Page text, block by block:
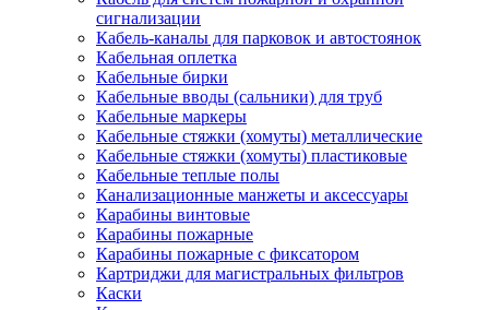
сигнализации
Кабель-каналы для парковок и автостоянок
Кабельная оплетка
Кабельные бирки
Кабельные вводы (сальники) для труб
Кабельные маркеры
Кабельные стяжки (хомуты) металлические
Кабельные стяжки (хомуты) пластиковые
Кабельные теплые полы
Канализационные манжеты и аксессуары
Карабины винтовые
Карабины пожарные
Карабины пожарные с фиксатором
Картриджи для магистральных фильтров
Каски